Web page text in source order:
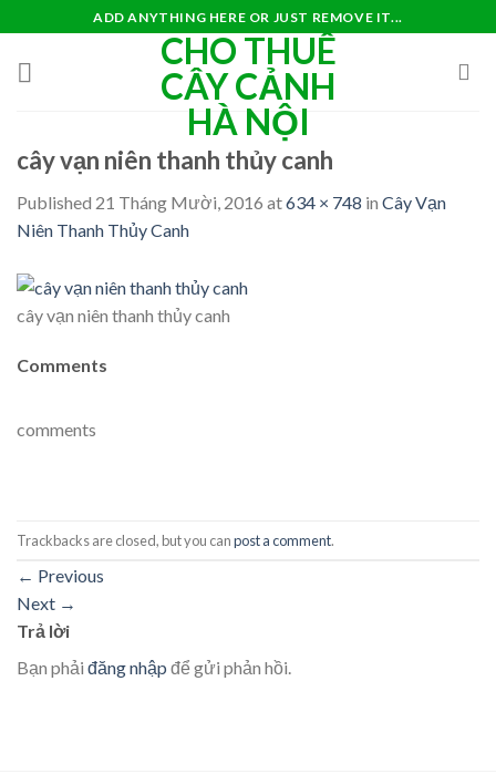
content
ADD ANYTHING HERE OR JUST REMOVE IT...
CHO THUÊ
CÂY CẢNH
HÀ NỘI
cây vạn niên thanh thủy canh
Published 21 Tháng Mười, 2016 at634 × 748 in Cây Vạn
Niên Thanh Thủy Canh
cây vạn niên thanh thủy canh
Comments
comments
Trackbacks are closed, but you canpost a comment.
← Previous
Next →
Trả lời
Bạn phải đăng nhập để gửi phản hồi.